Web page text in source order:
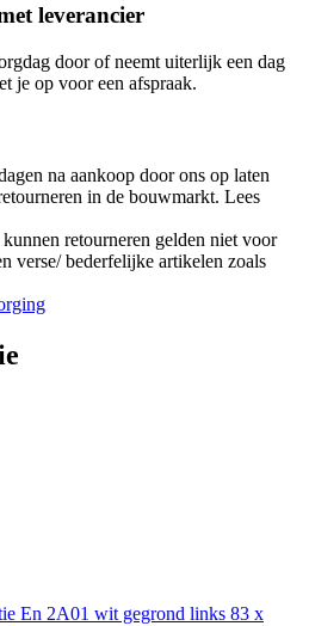
leverancier
door of neemt uiterlijk een dag
je op voor een afspraak.
na aankoop door ons op laten
in de bouwmarkt. Lees
retourneren gelden niet voor
verse/ bederfelijke artikelen zoals
En 2A01 wit gegrond links 83 x